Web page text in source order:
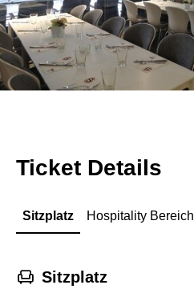
Ticket Details
Sitzplatz Hospitality Bereich
􁐴 Sitzplatz